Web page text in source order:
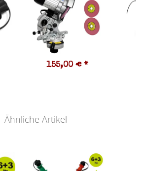
155,00 € *
Ähnliche Artikel